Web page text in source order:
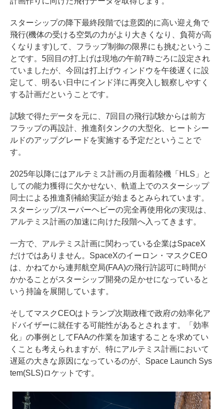
スターシップの降下最終段階では意図的に高い迎え角で
飛行(機体の受ける空気の力がより大きくなり、負荷が高
くなります)して、フラップ制御の限界にも挑むというこ
とです。5回目の打上げは現地の午前7時ごろに設定され
ていましたが、今回は打上げウィンドウを午後遅くに設
定して、明るい日中にインド洋に再突入し観察しやすく
する計画だということです。
試験で得たデータを元に、7回目の飛行試験からは前方
フラップの再設計、推進剤タンクの大型化、ヒートシー
ルドのアップグレードを実施する予定だということで
す。
2025年以降にはアルテミス計画の月面着陸機「HLS」と
しての能力獲得に欠かせない、軌道上でのスターシップ
同士による推進剤補給実証が始まるとみられています。
スターシップ/スーパーヘビーの完全再使用化の実現は、
アルテミス計画の加速に向けた段階へ入ってきます。
一方で、アルテミス計画に関わっている企業はSpaceX
だけではありません。SpaceXのイーロン・マスクCEO
は、かねてから連邦航空局(FAA)の飛行許認可に時間が
かかることがスターシップ開発の足かせになっていると
いう持論を展開しています。
そしてマスクCEOはトランプ次期政権で政府の効率化ア
ドバイザーに就任する可能性があるとされます。「効率
化」の事例としてFAAの作業を加速することを求めてい
くことも考えられますが、特にアルテミス計画において
遅延の大きな原因になっているのが、Space Launch Sys
tem(SLS)ロケットです。